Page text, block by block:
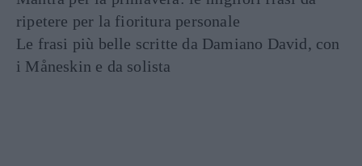
ripetere per la fioritura personale
Le frasi più belle scritte da Damiano David, con
i Måneskin e da solista